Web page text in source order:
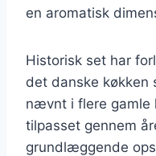
en aromatisk
Historisk set har
det danske køkken
nævnt i flere gamle
tilpasset gennem
grundlæggende